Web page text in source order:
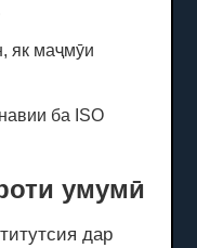
як маҷмӯи
ба ISO
умумӣ
дар